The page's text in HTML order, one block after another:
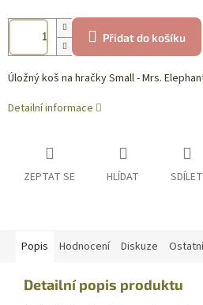
Přidat do košíku
Úložný koš na hračky Small - Mrs.
Detailní informace
ZEPTAT SE HLÍDAT SDÍLET
Popis Hodnocení Diskuze
Detailní popis produktu